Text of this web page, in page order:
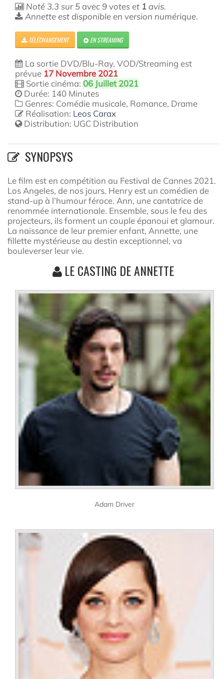
Noté 3.3 sur5 avec9votes et 1 avis.
Annette est disponible en version numérique.
TÉLÉCHARGEMENT EN STREAMING
La sortie DVD/Blu-Ray, VOD/Streaming est
prévue 17 Novembre 2021
Sortie cinéma: 06 Juillet 2021
Durée: 140 Minutes
Genres: Comédie musicale, Romance, Drame
Réalisation: Leos Carax
Distribution: UGC Distribution
SYNOPSYS
Le film est en compétition au Festival de Cannes 2021.
Los Angeles, de nos jours. Henry est un comédien de
stand-up à l’humour féroce. Ann, une cantatrice de
renommée internationale. Ensemble, sous le feu des
projecteurs, ils forment un couple épanoui et glamour.
La naissance de leur premier enfant, Annette, une
fillette mystérieuse au destin exceptionnel, va
bouleverser leur vie.
LE CASTING DE ANNETTE
Adam Driver